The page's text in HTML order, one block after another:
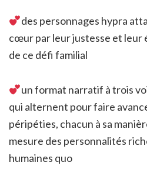
des personnages hypra
cœur par leur justesse et leur
de ce défi familial
un format narratif à trois
qui alternent pour faire
péripéties, chacun à sa
mesure des personnalités
humaines quo